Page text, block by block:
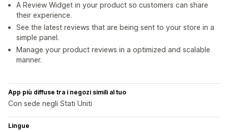
A Review Widget in your product so customers can share
their experience.
See the latest reviews that are being sent to your store in a
simple panel.
Manage your product reviews in a optimized and scalable
manner.
App più diffuse tra i negozi simili al tuo
Con sede negli Stati Uniti
Lingue